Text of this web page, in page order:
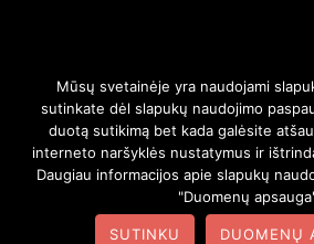
© 2020. Visos teisės saugomos | Svetainę sukūrė:
Mūsų svetainėje yra naudojami
sutinkate dėl slapukų naudojimo
duotą sutikimą bet kada galėsite
interneto naršyklės nustatymus ir
Daugiau informacijos apie slapukų
"Duomenų
SUTINKU DUOMENŲ